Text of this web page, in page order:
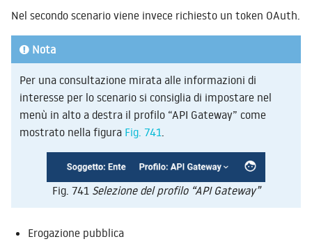
Nel secondo scenario viene invece richiesto un token OAuth.
Nota
Per una consultazione mirata alle informazioni di
interesse per lo scenario si consiglia di impostare nel
menù in alto a destra il profilo “API Gateway” come
mostrato nella figura Fig. 741
Fig. 741 Selezione del profilo “API Gateway”
Erogazione pubblica